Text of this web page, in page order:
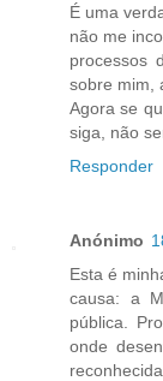
É uma
não me
processos
sobre mim,
Agora se
siga, não
Responder
Anónimo
Esta é
causa: a
pública.
onde